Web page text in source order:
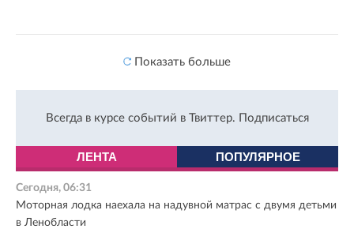
Показать больше
Всегда в курсе событий в Твиттер. Подписаться
ЛЕНТА ПОПУЛЯРНОЕ
Сегодня, 06:31
Моторная лодка наехала на надувной матрас с двумя детьми
в Ленобласти